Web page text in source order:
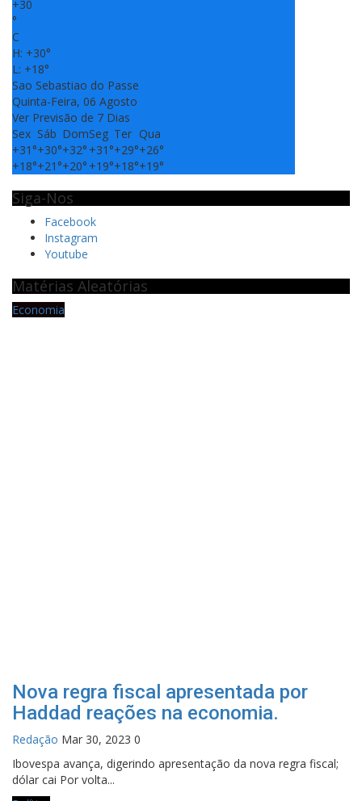
+30
°
C
H: +30°
L: +18°
Sao Sebastiao do Passe
Quinta-Feira, 06 Agosto
Ver Previsão de 7 Dias
Sex Sáb DomSeg Ter Qua
+31°+30°+32° +31°+29°+26°
+18°+21°+20° +19°+18°+19°
Siga-Nos
Facebook
Instagram
Youtube
Matérias Aleatórias
Economia
Nova regra fiscal apresentada por
Haddad reações na economia.
Redação Mar 30, 2023 0
Ibovespa avança, digerindo apresentação da nova regra fiscal;
dólar cai Por volta...